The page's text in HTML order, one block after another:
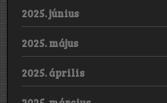
2025. június
2025. május
2025. április